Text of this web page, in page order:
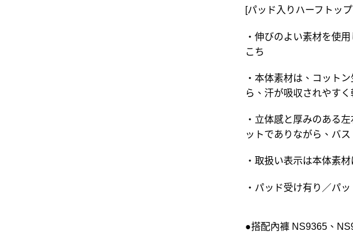
[パッド入りハーフトッ
・伸びのよい素材を使
こち
・本体素材は、コット
ら、汗が吸収されやす
・立体感と厚みのある
ットでありながら、バ
・取扱い表示は本体素
・パッド受け有り／パ
●搭配內褲 NS9365、